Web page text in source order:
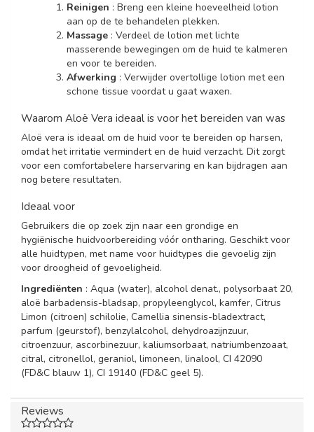
Reinigen : Breng een kleine hoeveelheid lotion
aan op de te behandelen plekken.
Massage : Verdeel de lotion met lichte
masserende bewegingen om de huid te kalmeren
en voor te bereiden.
Afwerking : Verwijder overtollige lotion met een
schone tissue voordat u gaat waxen.
Waarom Aloë Vera ideaal is voor het bereiden van was
Aloë vera is ideaal om de huid voor te bereiden op harsen,
omdat het irritatie vermindert en de huid verzacht. Dit zorgt
voor een comfortabelere harservaring en kan bijdragen aan
nog betere resultaten.
Ideaal voor
Gebruikers die op zoek zijn naar een grondige en
hygiënische huidvoorbereiding vóór ontharing. Geschikt voor
alle huidtypen, met name voor huidtypes die gevoelig zijn
voor droogheid of gevoeligheid.
Ingrediënten : Aqua (water), alcohol denat., polysorbaat 20,
aloë barbadensis-bladsap, propyleenglycol, kamfer, Citrus
Limon (citroen) schilolie, Camellia sinensis-bladextract,
parfum (geurstof), benzylalcohol, dehydroazijnzuur,
citroenzuur, ascorbinezuur, kaliumsorbaat, natriumbenzoaat,
citral, citronellol, geraniol, limoneen, linalool, CI 42090
(FD&C blauw 1), CI 19140 (FD&C geel 5).
Reviews